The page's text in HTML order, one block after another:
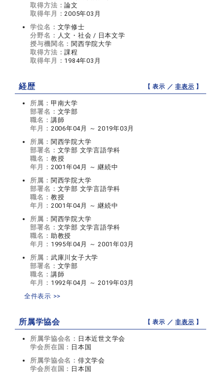
取得方法：論文
取得年月：2005年03月
学位名： 文学修士
分野名： 人文・社会 / 日本文学
授与機関名： 関西学院大学
取得方法：課程
取得年月： 1984年03月
経歴 【 表示 ／非表示 】
所属： 甲南大学
部署名： 文学部
職名： 講師
年月： 2006年04月 ～ 2019年03月
所属： 関西学院大学
部署名： 文学部 文学言語学科
職名： 教授
年月： 2001年04月 ～ 継続中
所属： 関西学院大学
部署名： 文学部 文学言語学科
職名： 教授
年月： 2001年04月 ～ 継続中
所属： 関西学院大学
部署名： 文学部 文学言語学科
職名： 助教授
年月： 1995年04月 ～ 2001年03月
所属： 武庫川女子大学
部署名： 文学部
職名： 講師
年月： 1992年04月 ～ 2019年03月
全件表示 >>
所属学協会 【 表示 ／非表示 】
所属学協会名： 日本近世文学会
学会所在国： 日本国
所属学協会名： 俳文学会
学会所在国： 日本国